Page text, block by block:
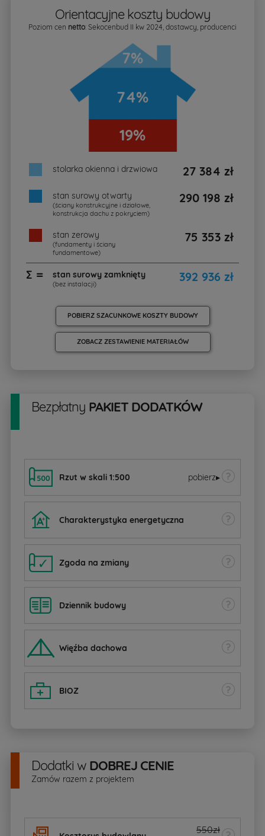
Orientacyjne koszty budowy
Poziom cen netto: Sekocenbud II kw 2024, dostawcy, producenci
7%
74%
19%
stolarka okienna i drzwiowa 27 384 zł
stan surowy otwarty
(ściany konstrukcyjne i działowe,
konstrukcja dachu z pokryciem)
290 198 zł
stan zerowy
(fundamenty i ściany
fundamentowe)
75 353 zł
∑ = stan surowy zamknięty
(bez instalacji) 392 936 zł
POBIERZ SZACUNKOWE KOSZTY BUDOWY
ZOBACZ ZESTAWIENIE MATERIAŁÓW
Bezpłatny PAKIET DODATKÓW
Rzut w skali 1:500 pobierz▸
Charakterystyka energetyczna
Zgoda na zmiany
Dziennik budowy
Więźba dachowa
BIOZ
Dodatki w DOBREJ CENIE
Zamów razem z projektem
550zł